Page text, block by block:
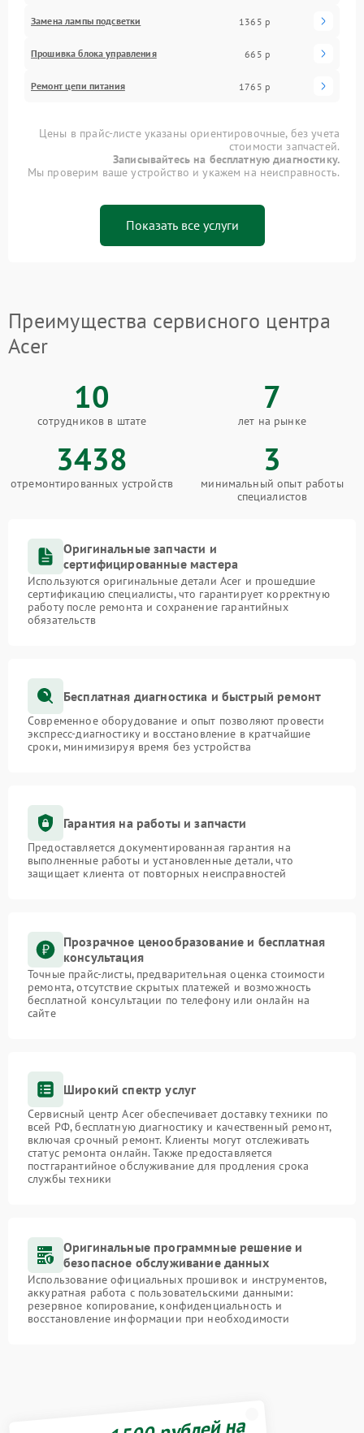
Замена лампы подсветки 1365 р
Прошивка блока управления 665 р
Ремонт цепи питания 1765 р
Цены в прайс-листе указаны ориентировочные, без учета
стоимости запчастей.
Записывайтесь на бесплатную диагностику.
Мы проверим ваше устройство и укажем на неисправность.
Показать все услуги
Преимущества сервисного центра
Acer
10
сотрудников в штате
7
лет на рынке
3438
отремонтированных устройств
3
минимальный опыт работы
специалистов
Оригинальные запчасти и
сертифицированные мастера
Используются оригинальные детали Acer и прошедшие
сертификацию специалисты, что гарантирует корректную
работу после ремонта и сохранение гарантийных
обязательств
Бесплатная диагностика и быстрый ремонт
Современное оборудование и опыт позволяют провести
экспресс-диагностику и восстановление в кратчайшие
сроки, минимизируя время без устройства
Гарантия на работы и запчасти
Предоставляется документированная гарантия на
выполненные работы и установленные детали, что
защищает клиента от повторных неисправностей
Прозрачное ценообразование и бесплатная
консультация
Точные прайс-листы, предварительная оценка стоимости
ремонта, отсутствие скрытых платежей и возможность
бесплатной консультации по телефону или онлайн на
сайте
Широкий спектр услуг
Сервисный центр Acer обеспечивает доставку техники по
всей РФ, бесплатную диагностику и качественный ремонт,
включая срочный ремонт. Клиенты могут отслеживать
статус ремонта онлайн. Также предоставляется
постгарантийное обслуживание для продления срока
службы техники
Оригинальные программные решение и
безопасное обслуживание данных
Использование официальных прошивок и инструментов,
аккуратная работа с пользовательскими данными:
резервное копирование, конфиденциальность и
восстановление информации при необходимости